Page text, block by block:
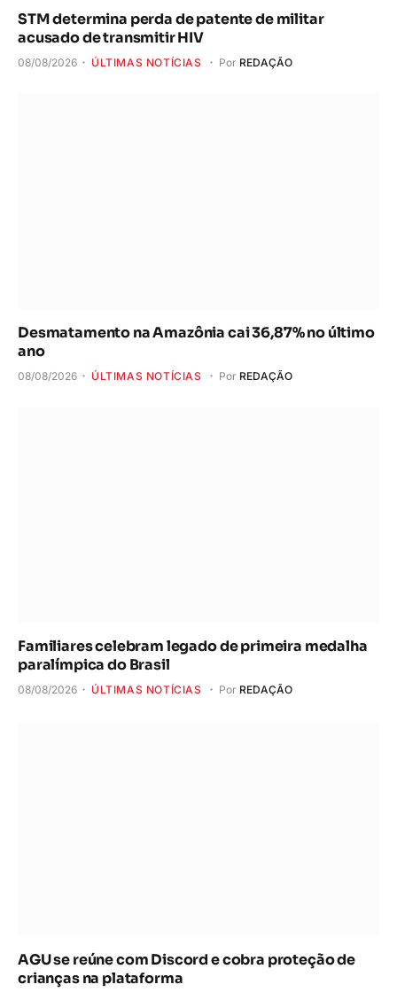
STM determina perda de patente de militar
acusado de transmitir HIV
08/08/2026 ÚLTIMAS NOTÍCIAS Por REDAÇÃO
Desmatamento na Amazônia cai 36,87% no último
ano
08/08/2026 ÚLTIMAS NOTÍCIAS Por REDAÇÃO
Familiares celebram legado de primeira medalha
paralímpica do Brasil
08/08/2026 ÚLTIMAS NOTÍCIAS Por REDAÇÃO
AGU se reúne com Discord e cobra proteção de
crianças na plataforma